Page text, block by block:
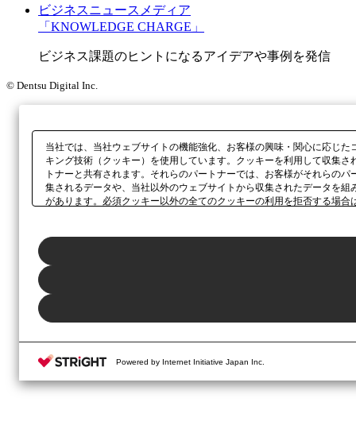
ビジネスニュースメディア
「KNOWLEDGE CHARGE」
ビジネス課題のヒントになるアイデアや事例を発信
© Dentsu Digital Inc.
当社では、当社ウェブサイトの機能強化、お客様の興味・関心に応じ
キング技術（クッキー）を使用しています。クッキーを利用して収集
トナーと共有されます。それらのパートナーでは、お客様がそれらの
集されるデータや、当社以外のウェブサイトから収集されたデータを
があります。必須クッキー以外の全てのクッキーの利用を拒否する場
Powered by Internet Initiative Japan Inc.